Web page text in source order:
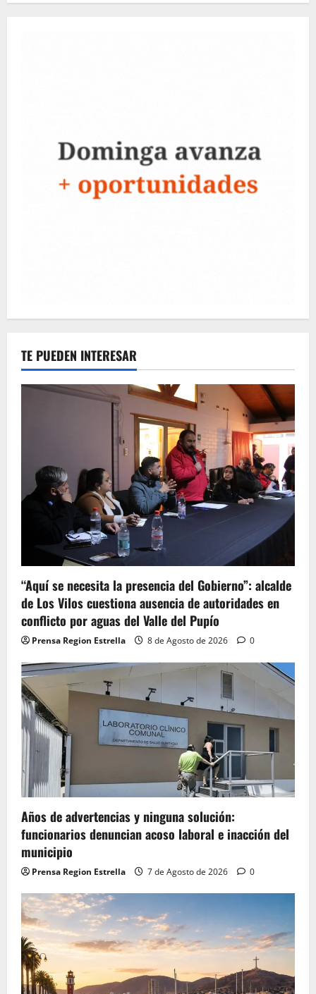
TE PUEDEN INTERESAR
“Aquí se necesita la presencia del Gobierno”: alcalde
de Los Vilos cuestiona ausencia de autoridades en
conflicto por aguas del Valle del Pupío
Prensa Region Estrella 8 de Agosto de 2026 0
Años de advertencias y ninguna solución:
funcionarios denuncian acoso laboral e inacción del
municipio
Prensa Region Estrella 7 de Agosto de 2026 0